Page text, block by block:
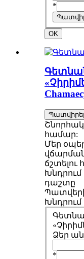
*
OK
Պատվիրել
համար:
Մեր
ճշտելու
Խնդրում
դաշտը
Խնդրում
Ձեր
*